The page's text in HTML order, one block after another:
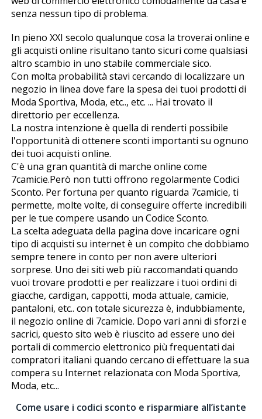
senza nessun tipo di problema.
In pieno XXI secolo qualunque cosa la troverai online e
gli acquisti online risultano tanto sicuri come qualsiasi
altro scambio in uno stabile commerciale fisico.
Con molta probabilità stavi cercando di localizzare un
negozio in linea dove fare la spesa dei tuoi prodotti di
Moda Sportiva, Moda, etc.., etc. ... Hai trovato il
direttorio per eccellenza.
La nostra intenzione è quella di renderti possibile
l'opportunità di ottenere sconti importanti su ognuno
dei tuoi acquisti online.
C'è una gran quantità di marche online come
7camicie.Però non tutti offrono regolarmente Codici
Sconto. Per fortuna per quanto riguarda 7camicie, ti
permette, molte volte, di conseguire offerte incredibili
per le tue compere usando un Codice Sconto.
La scelta adeguata della pagina dove incaricare ogni
tipo di acquisti su internet è un compito che dobbiamo
sempre tenere in conto per non avere ulteriori
sorprese. Uno dei siti web più raccomandati quando
vuoi trovare prodotti e per realizzare i tuoi ordini di
giacche, cardigan, cappotti, moda attuale, camicie,
pantaloni, etc.. con totale sicurezza è, indubbiamente,
il negozio online di 7camicie. Dopo vari anni di sforzi e
sacrifici, questo sito web è riuscito ad essere uno dei
portali di commercio elettronico più frequentati dai
compratori italiani quando cercano di effettuare la sua
compera su Internet relazionata con Moda Sportiva,
Moda, etc...
Come usare i codici sconto e risparmiare all’istante